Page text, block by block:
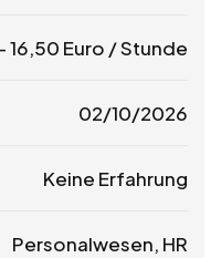
-16,50 Euro / Stunde
02/10/2026
Keine Erfahrung
Personalwesen, HR